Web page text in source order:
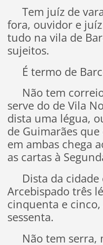
Tem juíz de
fora, ouvidor e
tudo na vila de
sujeitos.
É termo de
Não tem
serve do de Vila
dista uma légua,
de Guimarães
em ambas chega
as cartas à
Dista da cidade
Arcebispado três
cinquenta e
sessenta.
Não tem serra,